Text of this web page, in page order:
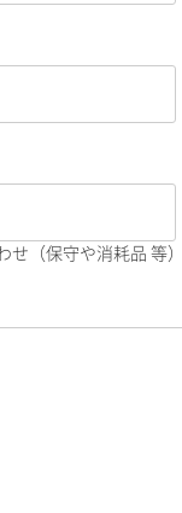
せ（保守や消耗品 等